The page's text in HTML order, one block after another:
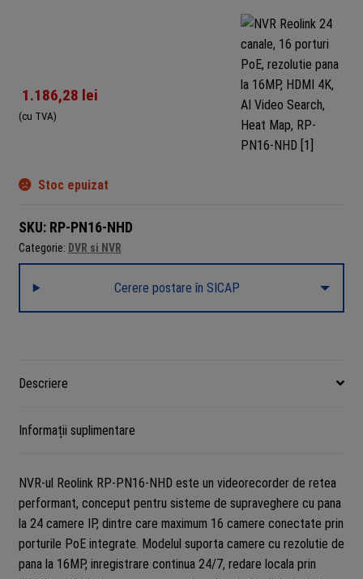
1.186,28 lei
(cu TVA)
Stoc epuizat
SKU: RP-PN16-NHD
Categorie: DVR si NVR
Cerere postare în SICAP
Descriere
Informații suplimentare
NVR-ul Reolink RP-PN16-NHD este un videorecorder de retea
performant, conceput pentru sisteme de supraveghere cu pana
la 24 camere IP, dintre care maximum 16 camere conectate prin
porturile PoE integrate. Modelul suporta camere cu rezolutie de
pana la 16MP, inregistrare continua 24/7, redare locala prin